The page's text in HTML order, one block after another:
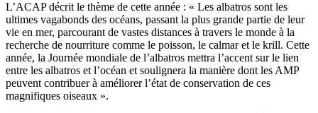
L’ACAP décrit le thème de cette année : « Les albatros sont les
ultimes vagabonds des océans, passant la plus grande partie de leur
vie en mer, parcourant de vastes distances à travers le monde à la
recherche de nourriture comme le poisson, le calmar et le krill. Cette
année, la Journée mondiale de l’albatros mettra l’accent sur le lien
entre les albatros et l’océan et soulignera la manière dont les AMP
peuvent contribuer à améliorer l’état de conservation de ces
magnifiques oiseaux ».